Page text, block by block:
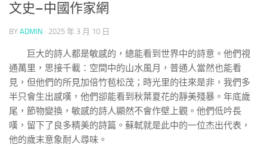
文史–中國作家網
BY ADMIN · 2025 年 3 月 10 日
巨大的詩人都是敏感的，總能看到世界中的詩意。他們視
通萬里，思接千載：空間中的山水風月，普通人當然也能看
見，但他們的所見加倍竹苞松茂；時光里的往來是非，我們多
半只會生出感嘆，他們卻能看到秋葉夏花的靜美殘暴。年底歲
尾，節物變換，敏感的詩人顯然不會作壁上觀。他們低吟長
嘆，留下了良多精美的詩篇。蘇軾就是此中的一位杰出代表，
他的歲末意象耐人尋味。